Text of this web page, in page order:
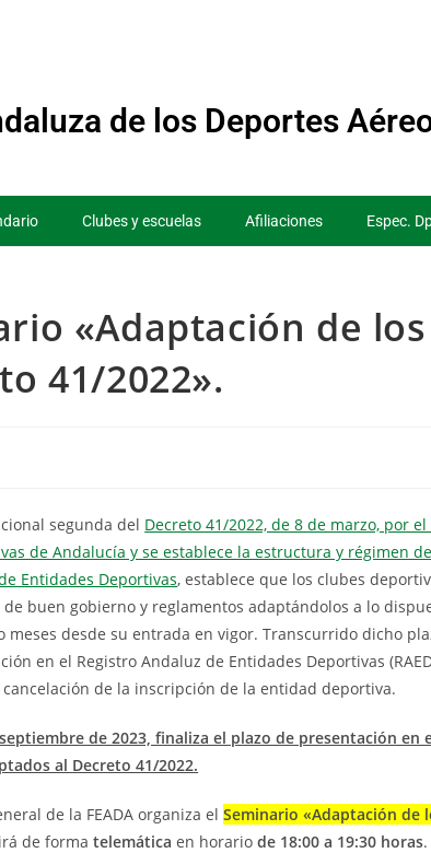
de los Deportes
Clubes y escuelas Afiliaciones Espec.
«Adaptación de
41/2022».
segunda del Decreto 41/2022, de 8 de marzo, por
de Andalucía y se establece la estructura y régimen
Entidades Deportivas, establece que los clubes
de buen gobierno y reglamentos adaptándolos a lo
meses desde su entrada en vigor. Transcurrido dicho
en el Registro Andaluz de Entidades Deportivas
de la inscripción de la entidad deportiva.
de 2023, finaliza el plazo de presentación en
al Decreto 41/2022.
de la FEADA organiza el Seminario «Adaptación de
de formatelemáticaen horariode 18:00 a 19:30 horas.